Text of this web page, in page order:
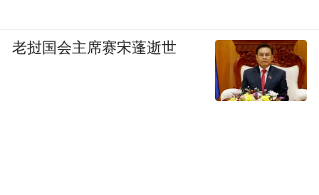
老挝国会主席赛宋蓬逝世